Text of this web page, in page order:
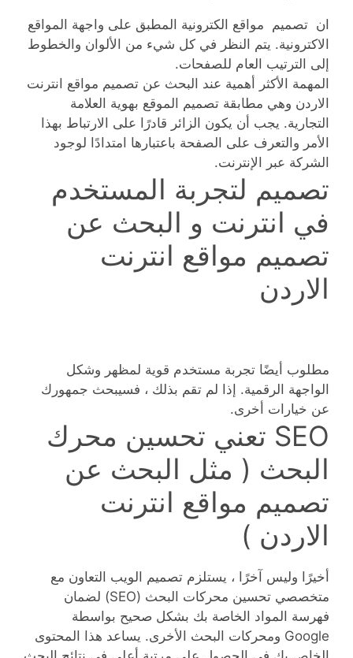
ان تصميم مواقع الكترونية المطبق على واجهة المواقع
الاكترونية. يتم النظر في كل شيء من الألوان والخطوط
إلى الترتيب العام للصفحات.
المهمة الأكثر أهمية عند البحث عن تصميم مواقع انترنت
الاردن وهي مطابقة تصميم الموقع بهوية العلامة
التجارية. يجب أن يكون الزائر قادرًا على الارتباط بهذا
الأمر والتعرف على الصفحة باعتبارها امتدادًا لوجود
الشركة عبر الإنترنت.
تصميم لتجربة المستخدم
في انترنت و البحث عن
تصميم مواقع انترنت
الاردن
مطلوب أيضًا تجربة مستخدم قوية لمظهر وشكل
الواجهة الرقمية. إذا لم تقم بذلك ، فسيبحث جمهورك
عن خيارات أخرى.
SEO تعني تحسين محرك
البحث ( مثل البحث عن
تصميم مواقع انترنت
الاردن )
أخيرًا وليس آخرًا ، يستلزم تصميم الويب التعاون مع
متخصصي تحسين محركات البحث (SEO) لضمان
فهرسة المواد الخاصة بك بشكل صحيح بواسطة
Google ومحركات البحث الأخرى. يساعد هذا المحتوى